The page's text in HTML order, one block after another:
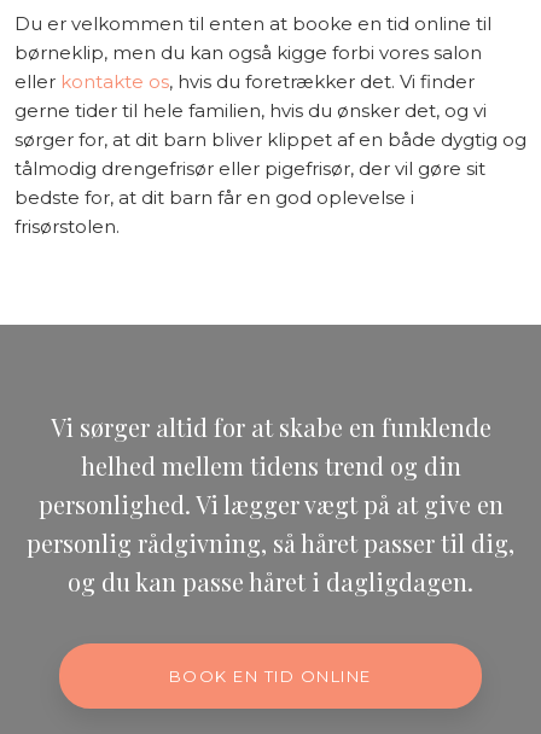
Du er velkommen til enten at booke en tid online til
børneklip, men du kan også kigge forbi vores salon
eller kontakte os, hvis du foretrækker det. Vi finder
gerne tider til hele familien, hvis du ønsker det, og vi
sørger for, at dit barn bliver klippet af en både dygtig og
tålmodig drengefrisør eller pigefrisør, der vil gøre sit
bedste for, at dit barn får en god oplevelse i
frisørstolen.
​Vi sørger altid for at skabe en funklende
helhed mellem tidens trend og din
personlighed. ​Vi lægger vægt på at give en
personlig rådgivning, så håret passer til dig,
og du kan passe håret i dagligdagen.
BOOK EN TID ONLINE